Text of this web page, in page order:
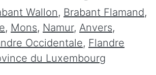
Wallon, Brabant Flamand,
, Mons, Namur, Anvers,
Occidentale, Flandre
du Luxembourg